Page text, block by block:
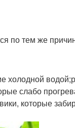
по тем же
холодной
слабо
которые